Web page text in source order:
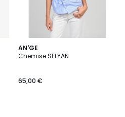
AN'GE
Chemise SELYAN
65,00 €